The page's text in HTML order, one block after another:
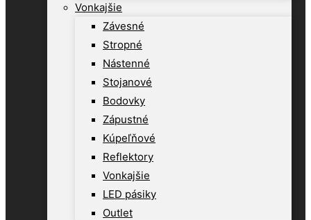
Vonkajšie
Závesné
Stropné
Nástenné
Stojanové
Bodovky
Zápustné
Kúpeľňové
Reflektory
Vonkajšie
LED pásiky
Outlet